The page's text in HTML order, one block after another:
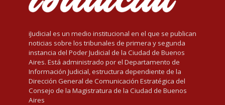
iJudicial es un medio institucional en el que se publican
noticias sobre los tribunales de primera y segunda
instancia del Poder Judicial de la Ciudad de Buenos
Aires. Está administrado por el Departamento de
Información Judicial, estructura dependiente de la
Dirección General de Comunicación Estratégica del
Consejo de la Magistratura de la Ciudad de Buenos
Aires